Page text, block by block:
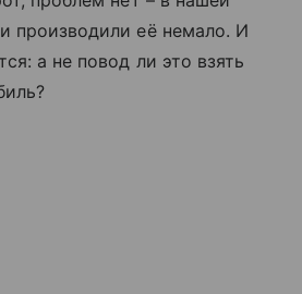
производили её немало. И
а не повод ли это взять